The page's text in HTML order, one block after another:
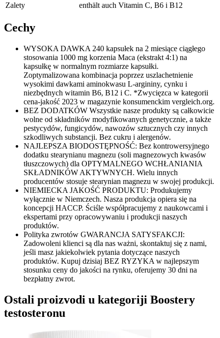
Zalety
enthält auch Vitamin C, B6 i B12
Cechy
WYSOKA DAWKA 240 kapsułek na 2 miesiące ciągłego
stosowania 1000 mg korzenia Maca (ekstrakt 4:1) na
kapsułkę w normalnym rozmiarze kapsułki.
Zoptymalizowana kombinacja poprzez uszlachetnienie
wysokimi dawkami aminokwasu L-argininy, cynku i
niezbędnych witamin B6, B12 i C. *Zwycięzca w kategorii
cena-jakość 2023 w magazynie konsumenckim vergleich.org.
BEZ DODATKÓW Wszystkie nasze produkty są całkowicie
wolne od składników modyfikowanych genetycznie, a także
pestycydów, fungicydów, nawozów sztucznych czy innych
szkodliwych substancji. Bez cukru i alergenów.
NAJLEPSZA BIODOSTĘPNOŚĆ: Bez kontrowersyjnego
dodatku stearynianu magnezu (soli magnezowych kwasów
tłuszczowych) dla OPTYMALNEGO WCHŁANIANIA
SKŁADNIKÓW AKTYWNYCH. Wielu innych
producentów stosuje stearynian magnezu w swojej produkcji.
NIEMIECKA JAKOŚĆ PRODUKTU: Produkujemy
wyłącznie w Niemczech. Nasza produkcja opiera się na
koncepcji HACCP. Ściśle współpracujemy z naukowcami i
ekspertami przy opracowywaniu i produkcji naszych
produktów.
Polityka zwrotów GWARANCJA SATYSFAKCJI:
Zadowoleni klienci są dla nas ważni, skontaktuj się z nami,
jeśli masz jakiekolwiek pytania dotyczące naszych
produktów. Kupuj dzisiaj BEZ RYZYKA w najlepszym
stosunku ceny do jakości na rynku, oferujemy 30 dni na
bezpłatny zwrot.
Ostali proizvodi u kategoriji Boostery
testosteronu